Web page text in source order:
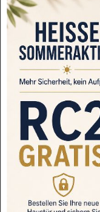
Haustür
ALU110
4,390.69€